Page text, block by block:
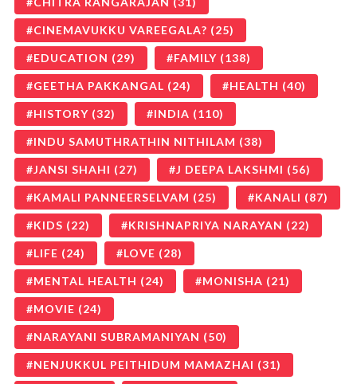
CINEMAVUKKU VAREEGALA? (25)
EDUCATION (29) FAMILY (138)
GEETHA PAKKANGAL (24) HEALTH (40)
HISTORY (32) INDIA (110)
INDU SAMUTHRATHIN NITHILAM (38)
JANSI SHAHI (27) J DEEPA LAKSHMI (56)
KAMALI PANNEERSELVAM (25) KANALI (87)
KIDS (22) KRISHNAPRIYA NARAYAN (22)
LIFE (24) LOVE (28)
MENTAL HEALTH (24) MONISHA (21)
MOVIE (24)
NARAYANI SUBRAMANIYAN (50)
NENJUKKUL PEITHIDUM MAMAZHAI (31)